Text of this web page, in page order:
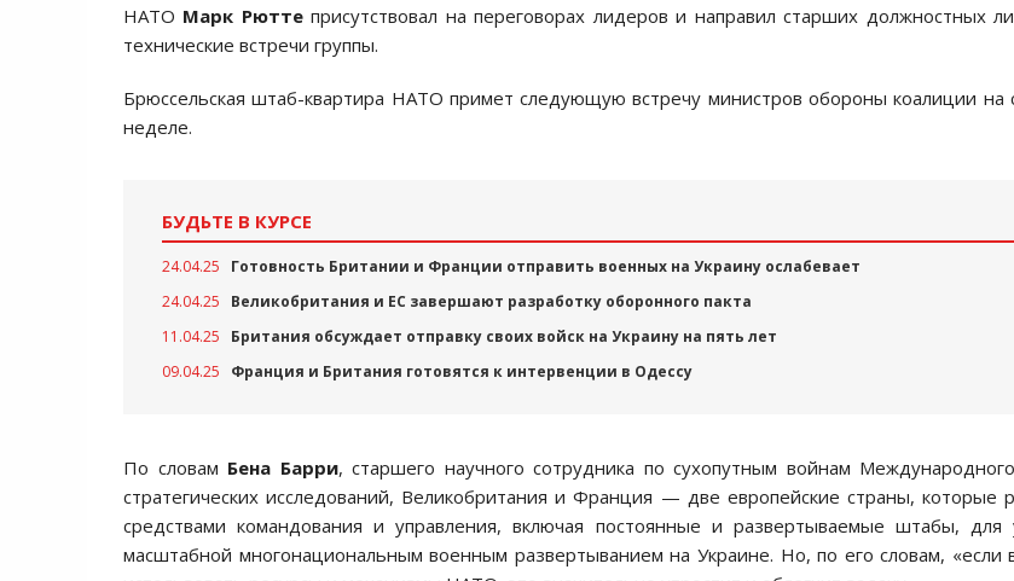
НАТО Марк Рюттеприсутствовал на переговорах лидеров и направил старших должностных
технические встречи группы.
Брюссельская штаб-квартира НАТО примет следующую встречу министров обороны коалиции
неделе.
БУДЬТЕ В КУРСЕ
24.04.25
Готовность Британии и Франции отправить военных на Украину ослабевает
24.04.25
Великобритания и ЕС завершают разработку оборонного пакта
11.04.25
Британия обсуждает отправку своих войск на Украину на пять лет
09.04.25
Франция и Британия готовятся к интервенции в Одессу
По словам Бена Барри, старшего научного сотрудника по сухопутным войнам
стратегических исследований, Великобритания и Франция — две европейские страны, которые
средствами командования и управления, включая постоянные и развертываемые штабы, для
масштабной многонациональным военным развертыванием на Украине. Но, по его словам, «если